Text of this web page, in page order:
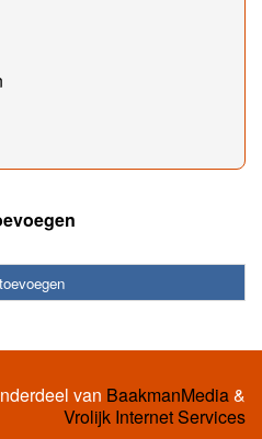
van BaakmanMedia&
Vrolijk Internet Services